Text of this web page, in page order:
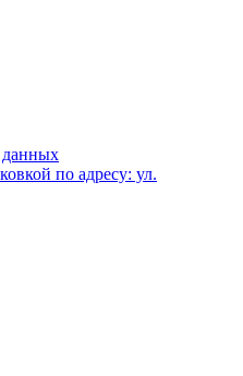
данных
по адресу: ул.